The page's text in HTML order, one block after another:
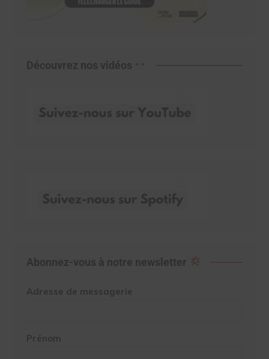
Découvrez nos vidéos
Abonnez-vous à notre newsletter
Adresse de messagerie
Prénom